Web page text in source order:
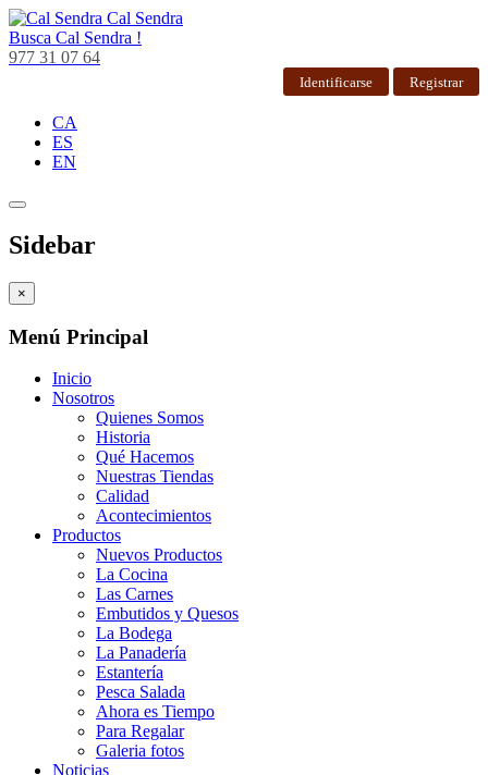
Cal Sendra
Busca Cal Sendra !
977 31 07 64
Identificarse Registrar
CA
ES
EN
Sidebar
×
Menú Principal
Inicio
Nosotros
Quienes Somos
Historia
Qué Hacemos
Nuestras Tiendas
Calidad
Acontecimientos
Productos
Nuevos Productos
La Cocina
Las Carnes
Embutidos y Quesos
La Bodega
La Panadería
Estantería
Pesca Salada
Ahora es Tiempo
Para Regalar
Galeria fotos
Noticias